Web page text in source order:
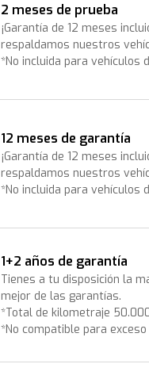
2 meses de prueba
¡Garantía de 12 meses
respaldamos nuestros
*No incluida para vehículos
12 meses de garantía
¡Garantía de 12 meses
respaldamos nuestros
*No incluida para vehículos
1+2 años de garantía
Tienes a tu disposición la
mejor de las garantías.
*Total de kilometraje
*No compatible para